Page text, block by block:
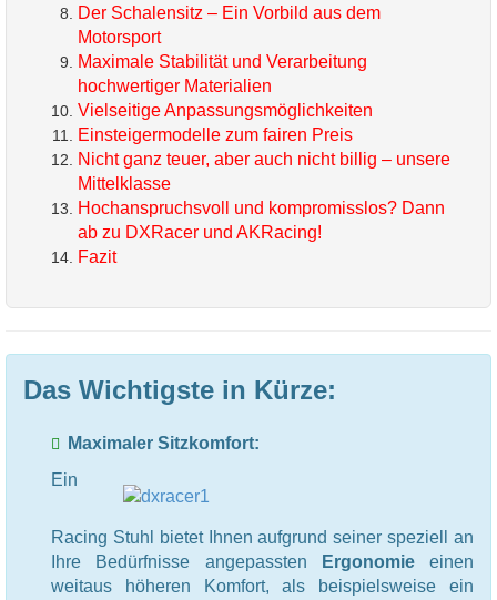
Der Schalensitz – Ein Vorbild aus dem
Motorsport
Maximale Stabilität und Verarbeitung
hochwertiger Materialien
Vielseitige Anpassungsmöglichkeiten
Einsteigermodelle zum fairen Preis
Nicht ganz teuer, aber auch nicht billig – unsere
Mittelklasse
Hochanspruchsvoll und kompromisslos? Dann
ab zu DXRacer und AKRacing!
Fazit
Das Wichtigste in Kürze:
Maximaler Sitzkomfort:
Ein
Racing Stuhl bietet Ihnen aufgrund seiner speziell an
Ihre Bedürfnisse angepassten
Ergonomieeinen
weitaus höheren Komfort, als beispielsweise ein